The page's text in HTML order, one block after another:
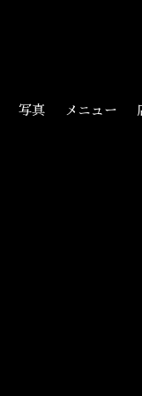
写真 メニュー